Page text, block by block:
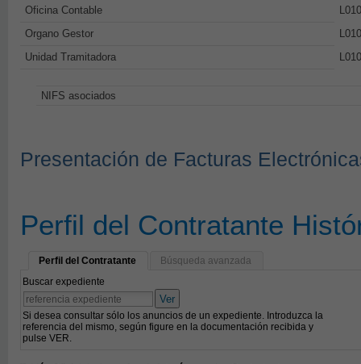
Oficina Contable
Organo Gestor
Unidad Tramitadora
NIFS asociados
Presentación de Facturas
Perfil del Contratante